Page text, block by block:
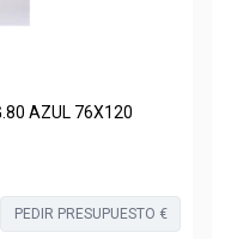
AZUL 76X120
PEDIR PRESUPUESTO €